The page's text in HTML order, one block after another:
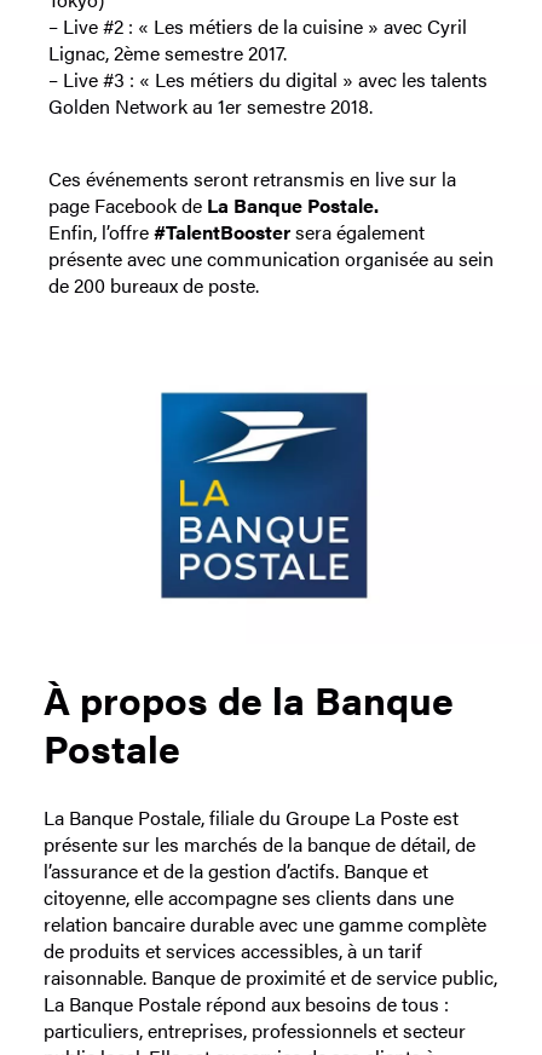
– Live #2 : « Les métiers de la cuisine » avec Cyril
Lignac, 2ème semestre 2017.
– Live #3 : « Les métiers du digital » avec les talents
Golden Network au 1er semestre 2018.
Ces événements seront retransmis en live sur la
page Facebook de La Banque Postale.
Enfin, l’offre#TalentBoostersera également
présente avec une communication organisée au sein
de 200 bureaux de poste.
À propos de la Banque
Postale
La Banque Postale, filiale du Groupe La Poste est
présente sur les marchés de la banque de détail, de
l’assurance et de la gestion d’actifs. Banque et
citoyenne, elle accompagne ses clients dans une
relation bancaire durable avec une gamme complète
de produits et services accessibles, à un tarif
raisonnable. Banque de proximité et de service public,
La Banque Postale répond aux besoins de tous :
particuliers, entreprises, professionnels et secteur